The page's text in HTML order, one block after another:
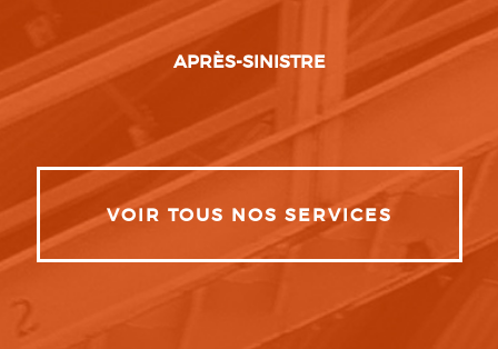
APRÈS-SINISTRE
VOIR TOUS NOS SERVICES